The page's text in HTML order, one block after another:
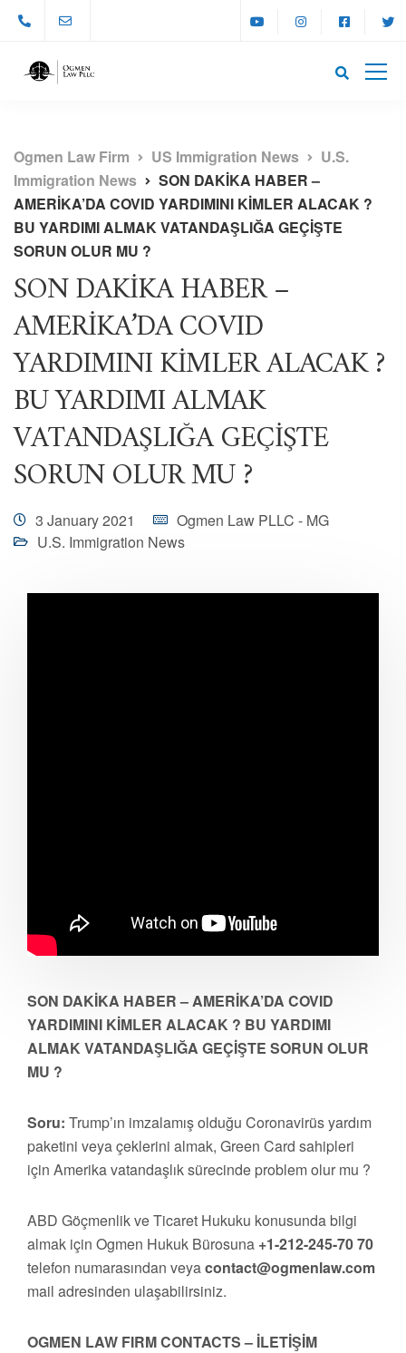
Ogmen Law Firm US Immigration News
U.S.
Immigration News
SON DAKİKA HABER –
AMERİKA’DA COVID YARDIMINI KİMLER ALACAK ?
BU YARDIMI ALMAK VATANDAŞLIĞA GEÇİŞTE
SORUN OLUR MU ?
SON DAKİKA HABER –
AMERİKA’DA COVID
YARDIMINI KİMLER ALACAK ?
BU YARDIMI ALMAK
VATANDAŞLIĞA GEÇİŞTE
SORUN OLUR MU ?
3 January 2021
Ogmen Law PLLC - MG
U.S. Immigration News
SON DAKİKA HABER – AMERİKA’DA COVID
YARDIMINI KİMLER ALACAK ? BU YARDIMI
ALMAK VATANDAŞLIĞA GEÇİŞTE SORUN OLUR
MU ?
Soru: Trump’ın imzalamış olduğu Coronavirüs yardım
paketini veya çeklerini almak, Green Card sahipleri
için Amerika vatandaşlık sürecinde problem olur mu ?
ABD Göçmenlik ve Ticaret Hukuku konusunda bilgi
almak için Ogmen Hukuk Bürosuna +1-212-245-70 70
telefon numarasından veyacontact@ogmenlaw.com
mail adresinden ulaşabilirsiniz.
OGMEN LAW FIRM CONTACTS – İLETİŞİM